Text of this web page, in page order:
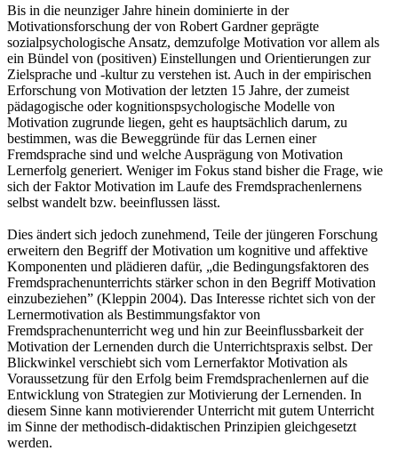
Bis in die neunziger Jahre hinein dominierte in der
Motivationsforschung der von Robert Gardner geprägte
sozialpsychologische Ansatz, demzufolge Motivation vor allem als
ein Bündel von (positiven) Einstellungen und Orientierungen zur
Zielsprache und -kultur zu verstehen ist. Auch in der empirischen
Erforschung von Motivation der letzten 15 Jahre, der zumeist
pädagogische oder kognitionspsychologische Modelle von
Motivation zugrunde liegen, geht es hauptsächlich darum, zu
bestimmen, was die Beweggründe für das Lernen einer
Fremdsprache sind und welche Ausprägung von Motivation
Lernerfolg generiert. Weniger im Fokus stand bisher die Frage, wie
sich der Faktor Motivation im Laufe des Fremdsprachenlernens
selbst wandelt bzw. beeinflussen lässt.
Dies ändert sich jedoch zunehmend, Teile der jüngeren Forschung
erweitern den Begriff der Motivation um kognitive und affektive
Komponenten und plädieren dafür, „die Bedingungsfaktoren des
Fremdsprachenunterrichts stärker schon in den Begriff Motivation
einzubeziehen” (Kleppin 2004). Das Interesse richtet sich von der
Lernermotivation als Bestimmungsfaktor von
Fremdsprachenunterricht weg und hin zur Beeinflussbarkeit der
Motivation der Lernenden durch die Unterrichtspraxis selbst. Der
Blickwinkel verschiebt sich vom Lernerfaktor Motivation als
Voraussetzung für den Erfolg beim Fremdsprachenlernen auf die
Entwicklung von Strategien zur Motivierung der Lernenden. In
diesem Sinne kann motivierender Unterricht mit gutem Unterricht
im Sinne der methodisch-didaktischen Prinzipien gleichgesetzt
werden.